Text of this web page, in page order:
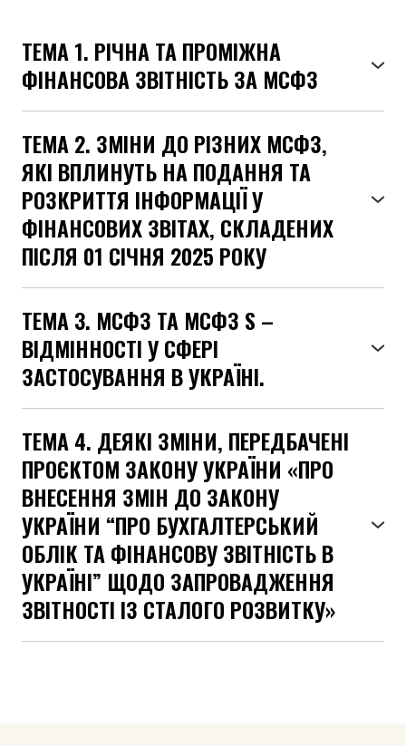
ТЕМА 1. РІЧНА ТА ПРОМІЖНА
ФІНАНСОВА ЗВІТНІСТЬ ЗА МСФЗ
ТЕМА 2. ЗМІНИ ДО РІЗНИХ МСФЗ,
ЯКІ ВПЛИНУТЬ НА ПОДАННЯ ТА
РОЗКРИТТЯ ІНФОРМАЦІЇ У
ФІНАНСОВИХ ЗВІТАХ, СКЛАДЕНИХ
ПІСЛЯ 01 СІЧНЯ 2025 РОКУ
● зміни до МСБО 21 «Вплив змін валютних
кусів»: «Неможливість обміну»;
●зміни до МСФЗ 9 «Фінансові інструменти
та МСБО 7 «Звіт про рух грошових коштів»
«Зміни у класифікації та оцінці фінансових
інструментів»
●МСФЗ 18 «Подання та розкриття
інформації у фінансовій звітності»;
●МСФЗ 19 «Дочірні підприємства, що не є
підзвітними суспільству: розкриття
інформації».
ТЕМА 3. МСФЗ ТА МСФЗ S –
ВІДМІННОСТІ У СФЕРІ
ЗАСТОСУВАННЯ В УКРАЇНІ.
ТЕМА 4. ДЕЯКІ ЗМІНИ, ПЕРЕДБАЧЕНІ
ПРОЄКТОМ ЗАКОНУ УКРАЇНИ «ПРО
ВНЕСЕННЯ ЗМІН ДО ЗАКОНУ
УКРАЇНИ “ПРО БУХГАЛТЕРСЬКИЙ
ОБЛІК ТА ФІНАНСОВУ ЗВІТНІСТЬ В
УКРАЇНІ” ЩОДО ЗАПРОВАДЖЕННЯ
ЗВІТНОСТІ ІЗ СТАЛОГО РОЗВИТКУ»
● зміни критеріїв віднесення підприємств